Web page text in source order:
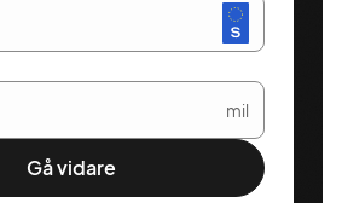
mil
Gå vidare